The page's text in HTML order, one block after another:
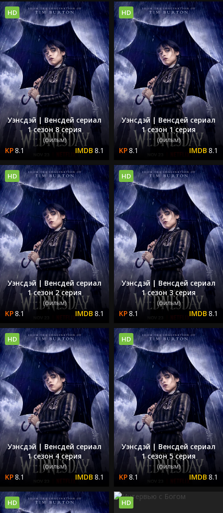
Уэнсдэй | Венсдей сериал
1 сезон 8 серия
(фильм)
8.1 8.1
HD
Уэнсдэй | Венсдей сериал
1 сезон 1 серия
(фильм)
8.1 8.1
HD
Уэнсдэй | Венсдей сериал
1 сезон 2 серия
(фильм)
8.1 8.1
HD
Уэнсдэй | Венсдей сериал
1 сезон 3 серия
(фильм)
8.1 8.1
HD
Уэнсдэй | Венсдей сериал
1 сезон 4 серия
(фильм)
8.1 8.1
HD
Уэнсдэй | Венсдей сериал
1 сезон 5 серия
(фильм)
8.1 8.1
HD
HD HD